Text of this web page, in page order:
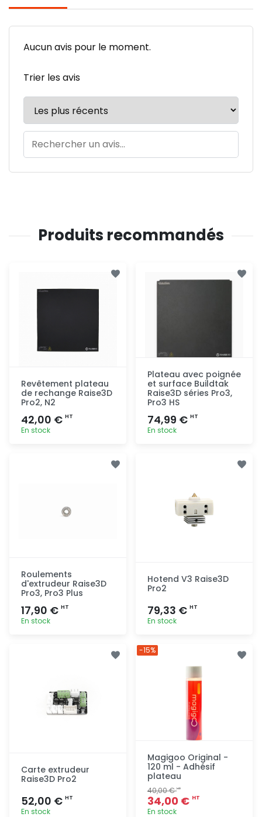
Aucun avis pour le moment.
Trier les avis
Produits recommandés
Revêtement plateau
de rechange Raise3D
Pro2, N2
42,00 € HT
En stock
Plateau avec poignée
et surface Buildtak
Raise3D séries Pro3,
Pro3 HS
74,99 € HT
En stock
Roulements
d'extrudeur Raise3D
Pro3, Pro3 Plus
17,90 € HT
En stock
Hotend V3 Raise3D
Pro2
79,33 € HT
En stock
Carte extrudeur
Raise3D Pro2
52,00 € HT
En stock
Magigoo Original -
120 ml - Adhésif
plateau
40,00 €HT
34,00 € HT
En stock
-15%